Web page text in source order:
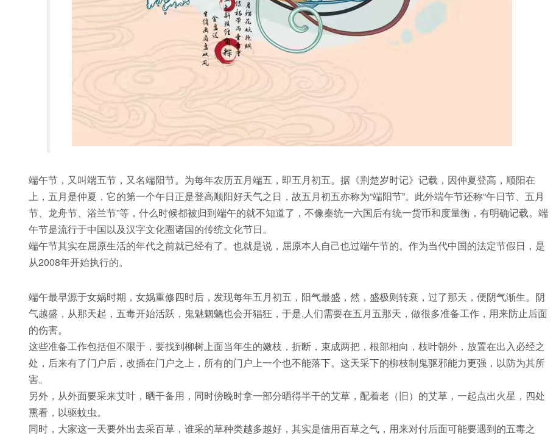
端午节，又叫端五节，又名端阳节。为每年农历五月端五，即五月初五。据《荆楚岁时记》记载，因仲夏登高，顺阳在
上，五月是仲夏，它的第一个午日正是登高顺阳好天气之日，故五月初五亦称为“端阳节”。此外端午节还称“午日节、五月
节、龙舟节、浴兰节”等，什么时候都被归到端午的就不知道了，不像秦统一六国后有统一货币和度量衡，有明确记载。端
午节是流行于中国以及汉字文化圈诸国的传统文化节日。
端午节其实在屈原生活的年代之前就已经有了。也就是说，屈原本人自己也过端午节的。作为当代中国的法定节假日，是
从2008年开始执行的。
端午最早源于女娲时期，女娲重修四时后，发现每年五月初五，阳气最盛，然，盛极则转衰，过了那天，便阴气渐生。阴
气越盛，从那天起，五毒开始活跃，鬼魅魍魉也会开猖狂，于是,人们需要在五月五那天，做很多准备工作，用来防止后面
的伤害。
这些准备工作包括但不限于，要找到柳树上面当年生的嫩枝，折断，束成两把，根部相向，枝叶朝外，放置在出入必经之
处，后来有了门户后，改插在门户之上，所有的门户上一个也不能落下。这天采下的柳枝制鬼驱邪能力更强，以防为其所
害。
另外，从外面要采来艾叶，晒干备用，同时傍晚时拿一部分晒得半干的艾草，配着老（旧）的艾草，一起点出火星，四处
熏看，以驱蚊虫。
同时，大家这一天要外出去采百草，谁采的草种类越多越好，其实是借用百草之气，用来对付后面可能要遇到的五毒之